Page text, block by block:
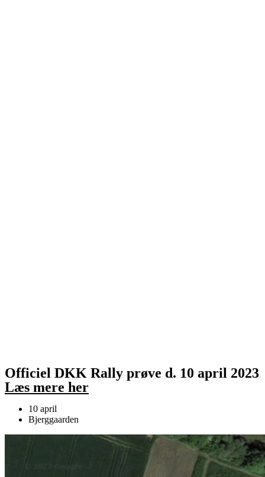
Officiel DKK Rally prøve d. 10 april 2023
Læs mere her
10 april
Bjerggaarden